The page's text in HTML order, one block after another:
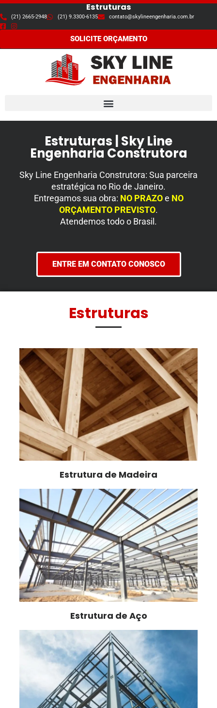
Pular
o
Estruturas
(21) 2665-2948 (21) 9.3300-6135 contato@skylineengenharia.com.br
SOLICITE ORÇAMENTO
Estruturas | Sky Line
Engenharia Construtora
Sky Line Engenharia Construtora: Sua parceira
estratégica no Rio de Janeiro.
Entregamos sua obra: NO PRAZOe NO
ORÇAMENTO PREVISTO.
Atendemos todo o Brasil.
ENTRE EM CONTATO CONOSCO
Estruturas
Estrutura de Madeira
Estrutura de Aço